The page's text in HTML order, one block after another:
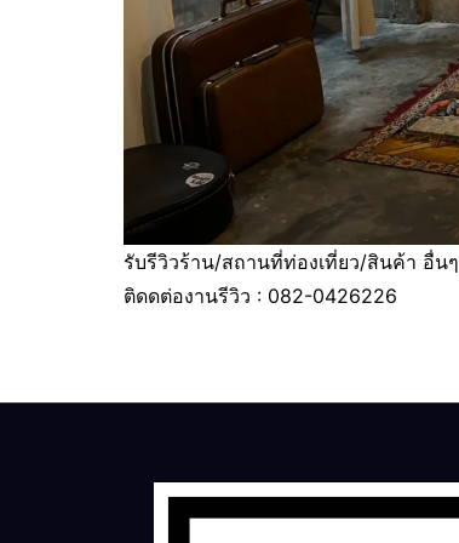
รับรีวิวร้าน/สถานที่ท่องเที่ยว/สินค้า อื่นๆ
ติดดต่องานรีวิว : 082-0426226